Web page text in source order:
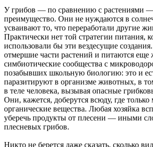
У грибов — по сравнению с растениями —
преимущество. Они не нуждаются в
усваивают то, что переработали другие
Практически нет той стратегии питания,
использовали бы эти вездесущие
отмершие части растений и питаются
симбиотические сообщества с
позабывших школьную биологию: это и
паразитируют в организме животных, в
в теле человека, вызывая опасные
Они, кажется, доберутся всюду, где
органические вещества. Любая хозяйка
уберечь продукты от плесени — иными
плесневых грибов.
Никто не берется даже сказать, сколько